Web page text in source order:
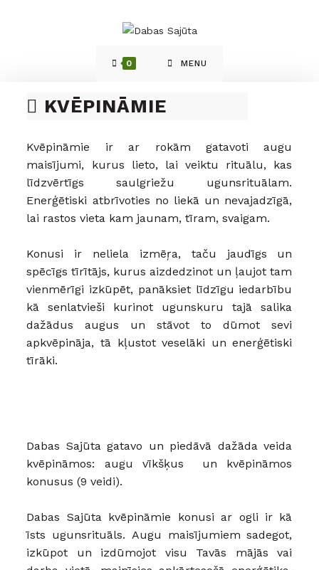
0 MENU
KVĒPINĀMIE
Kvēpināmie ir ar rokām gatavoti augu
maisījumi, kurus lieto, lai veiktu rituālu, kas
līdzvērtīgs saulgriežu ugunsrituālam.
Enerģētiski atbrīvoties no liekā un nevajadzīgā,
lai rastos vieta kam jaunam, tīram, svaigam.
Konusi ir neliela izmēŗa, taču jaudīgs un
spēcīgs tīrītājs, kurus aizdedzinot un ļaujot tam
vienmērīgi izkūpēt, panāksiet līdzīgu iedarbību
kā senlatvieši kurinot ugunskuru tajā salika
dažādus augus un stāvot to dūmot sevi
apkvēpināja, tā kļustot veselāki un enerģētiski
tīrāki.
Dabas Sajūta gatavo un piedāvā dažāda veida
kvēpināmos: augu vīkšķus un kvēpināmos
konusus (9 veidi).
Dabas Sajūta kvēpināmie konusi ar ogli ir kā
īsts ugunsrituāls. Augu maisījumiem sadegot,
izkūpot un izdūmojot visu Tavās mājās vai